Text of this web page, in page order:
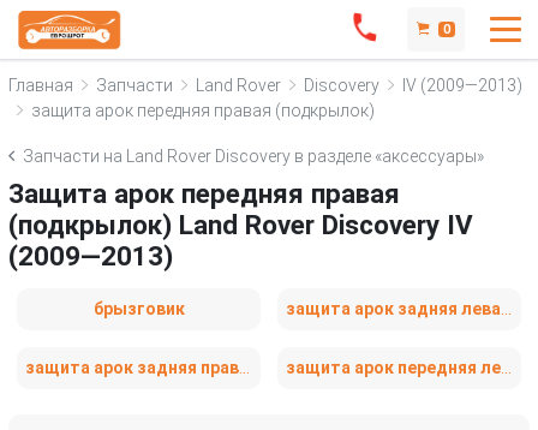
0
Главная Запчасти Land Rover Discovery
IV (2009—2013)
защита арок передняя правая (подкрылок)
Запчасти на Land Rover Discovery в разделе «аксессуары»
Защита арок передняя правая
(подкрылок) Land Rover Discovery IV
(2009—2013)
брызговик